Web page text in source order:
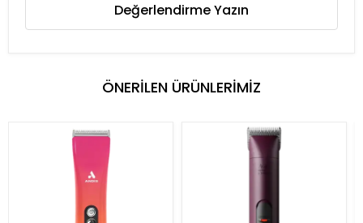
Değerlendirme Yazın
ÖNERİLEN ÜRÜNLERİMİZ